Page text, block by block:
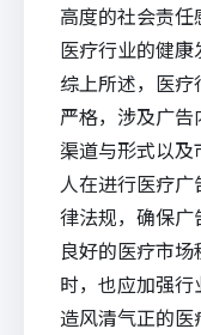
高度的社会责
医疗行业的健康
综上所述，医
严格，涉及广
渠道与形式以
人在进行医疗
律法规，确保
良好的医疗市
时，也应加强
造风清气正的医